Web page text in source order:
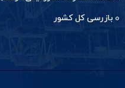
بازرسی کل کشور